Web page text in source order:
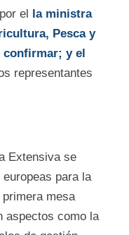
el la ministra
Pesca y
confirmar; y el
representantes
Extensiva se
para la
mesa
aspectos como la